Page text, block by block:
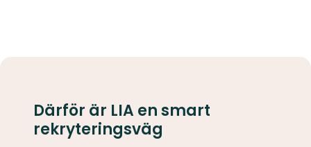
Därför är LIA en smart
rekryteringsväg